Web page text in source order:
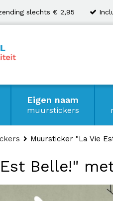
slechts € 2,95
Eigen naam
muurstickers
Muursticker "La Vie
Belle!"